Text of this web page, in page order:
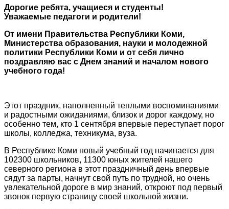
Дорогие ребята, учащиеся и студенты!
Уважаемые педагоги и родители!
От имени Правительства Республики Коми,
Министерства образования, науки и молодежной
политики Республики Коми и от себя лично
поздравляю вас с Днем знаний и началом нового
учебного года!
Этот праздник, наполненный теплыми воспоминаниями
и радостными ожиданиями, близок и дорог каждому, но
особенно тем, кто 1 сентября впервые переступает порог
школы, колледжа, техникума, вуза.
В Республике Коми новый учебный год начинается для
102300 школьников, 11300 юных жителей нашего
северного региона в этот праздничный день впервые
сядут за парты, начнут свой путь по трудной, но очень
увлекательной дороге в мир знаний, откроют под первый
звонок первую страницу своей школьной жизни.